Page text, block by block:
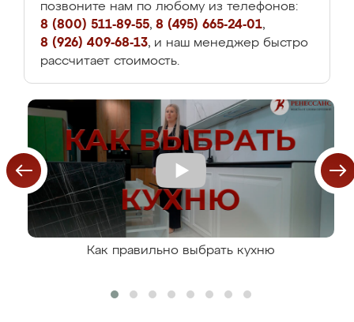
позвоните нам по любому из телефонов:
8 (800) 511-89-55, 8 (495) 665-24-01,
8 (926) 409-68-13, и наш менеджер быстро
рассчитает стоимость.
Как правильно выбрать кухню